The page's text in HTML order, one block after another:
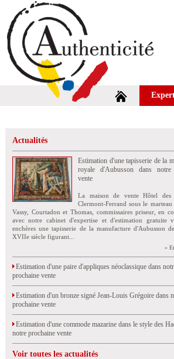
Actualités
Estimation d'une tapisserie de la
royale d'Aubusson dans notre
vente
La maison de vente Hôtel des
Clermont-Ferrand sous le
Vassy, Courtadon et Thomas, commissaires priseur, en
avec notre cabinet d'expertise et d'estimation gratuite
enchères une tapisserie de la manufacture d'Aubusson
XVIIe siècle figurant...
»
Estimation d'une paire d'appliques néoclassique dans
prochaine vente
Estimation d'un bronze signé Jean-Louis Grégoire dans
prochaine vente
Estimation d'une commode mazarine dans le style des
notre prochaine vente
Voir toutes les actualités